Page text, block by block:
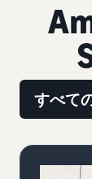
すべて